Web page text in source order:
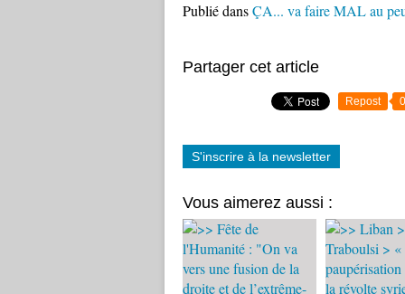
Publié dansÇA... va faire MAL au
Partager cet article
Repost 0
S'inscrire à la newsletter
Vous aimerez aussi :